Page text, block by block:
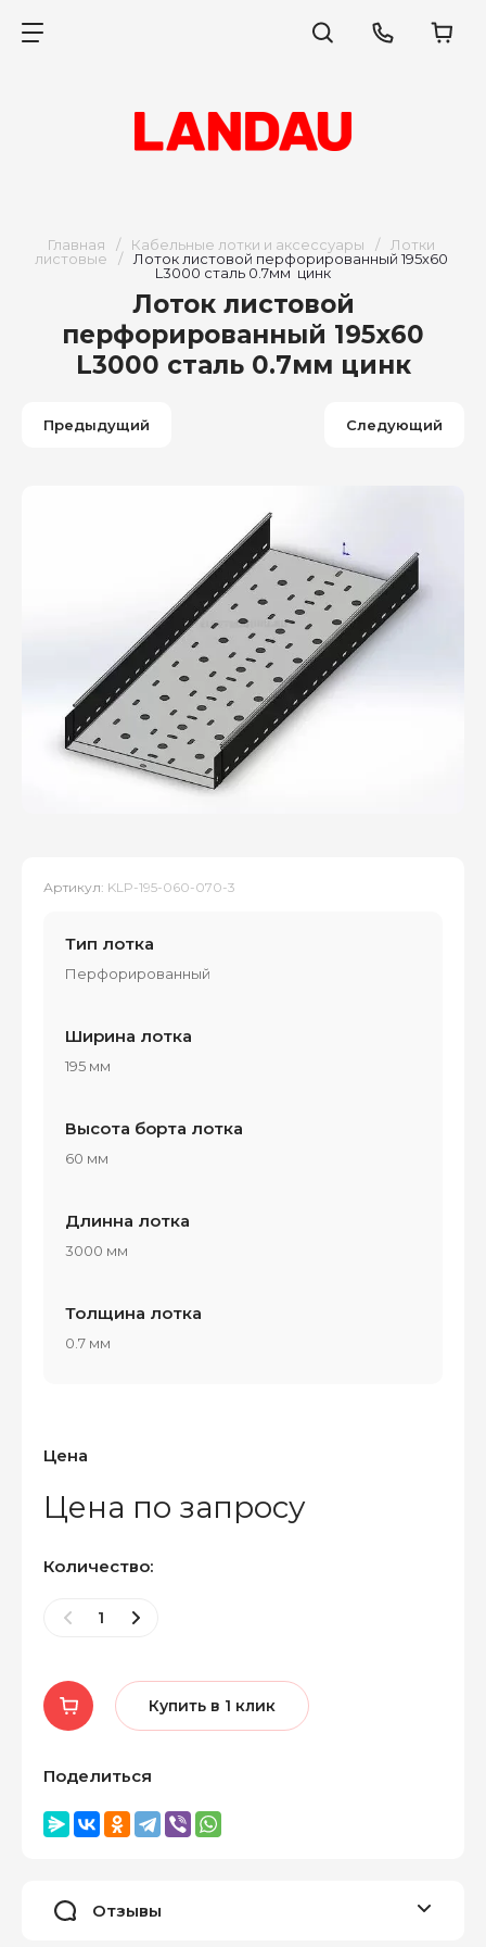
Главная / Кабельные лотки и аксессуары /
Лотки
листовые
/
Лоток листовой перфорированный 195х60
L3000 сталь 0.7мм  цинк
Лоток листовой
перфорированный 195х60
L3000 сталь 0.7мм цинк
Предыдущий Следующий
Артикул: KLP-195-060-070-3
Цена
Цена по запросу
Количество:
Купить в 1 клик
Тип лотка
Перфорированный
Ширина лотка
195 мм
Высота борта лотка
60 мм
Длинна лотка
3000 мм
Толщина лотка
0.7 мм
Поделиться
Отзывы